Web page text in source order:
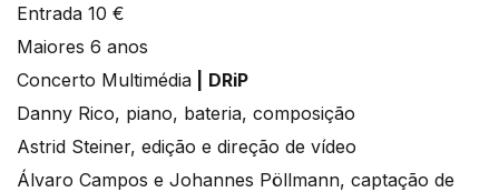
Entrada 10 €
Maiores 6 anos
Concerto Multimédia
DRiP
Danny Rico, piano, bateria, composição
Astrid Steiner, edição e direção de vídeo
Álvaro Campos e Johannes Pöllmann, captação de